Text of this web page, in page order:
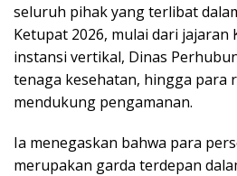
seluruh pihak yang terlibat
Ketupat 2026, mulai dari jajaran
instansi vertikal, Dinas
tenaga kesehatan, hingga para
mendukung pengamanan.
Ia menegaskan bahwa para
merupakan garda terdepan